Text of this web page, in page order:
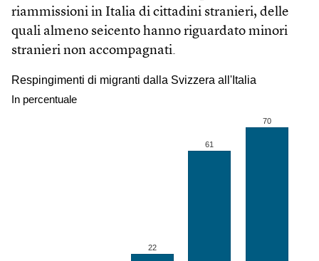
riammissioni in Italia di cittadini stranieri, delle
quali almeno seicento hanno riguardato minori
stranieri non accompagnati.